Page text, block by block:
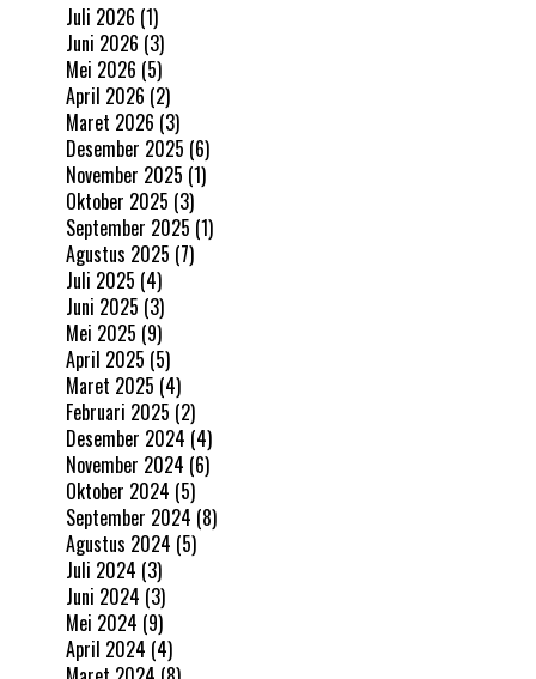
Juli 2026 (1)
Juni 2026 (3)
Mei 2026 (5)
April 2026 (2)
Maret 2026 (3)
Desember 2025 (6)
November 2025 (1)
Oktober 2025 (3)
September 2025 (1)
Agustus 2025 (7)
Juli 2025 (4)
Juni 2025 (3)
Mei 2025 (9)
April 2025 (5)
Maret 2025 (4)
Februari 2025 (2)
Desember 2024 (4)
November 2024 (6)
Oktober 2024 (5)
September 2024 (8)
Agustus 2024 (5)
Juli 2024 (3)
Juni 2024 (3)
Mei 2024 (9)
April 2024 (4)